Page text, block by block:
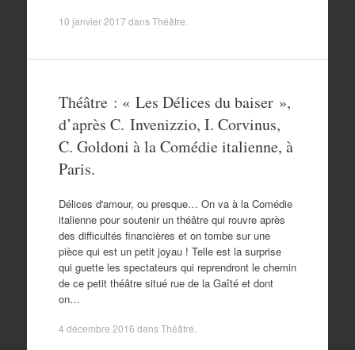
10 janvier 2017 dansThéâtre
Théâtre : « Les Délices du baiser »,
d’après C. Invenizzio, I. Corvinus,
C. Goldoni à la Comédie italienne, à
Paris.
Délices d'amour, ou presque… On va à la Comédie
italienne pour soutenir un théâtre qui rouvre après
des difficultés financières et on tombe sur une
pièce qui est un petit joyau ! Telle est la surprise
qui guette les spectateurs qui reprendront le chemin
de ce petit théâtre situé rue de la Gaîté et dont
on…
4 décembre 2016 dansThéâtre